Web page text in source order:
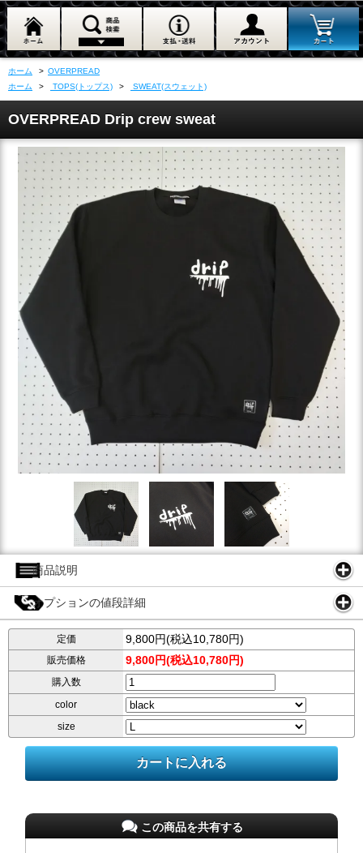
ホーム > OVERPREAD
ホーム
> TOPS(トップス) > SWEAT(スウェット)
OVERPREAD Drip crew sweat
商品説明
オプションの値段詳細
定価 9,800円(税込10,780円)
販売価格 9,800円(税込10,780円)
購入数
color
size
この商品を共有する